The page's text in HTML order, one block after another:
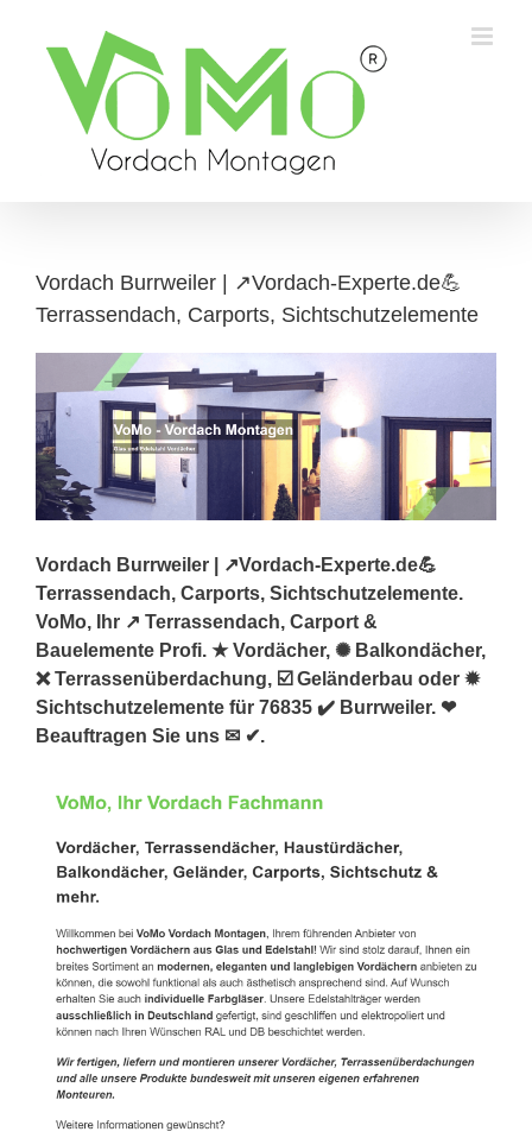
content
Vordach Burrweiler | ↗️Vordach-Experte.de💪
Terrassendach, Carports, Sichtschutzelemente
Vordach Burrweiler | ↗️Vordach-Experte.de💪
Terrassendach, Carports, Sichtschutzelemente.
VoMo, Ihr ↗️ Terrassendach, Carport &
Bauelemente Profi. ★ Vordächer, ✺ Balkondächer,
❌ Terrassenüberdachung, ☑️ Geländerbau oder ✹
Sichtschutzelemente für 76835 ✔️ Burrweiler. ❤
Beauftragen Sie uns ✉ ✔.